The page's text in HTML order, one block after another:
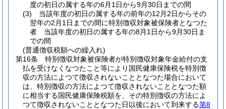
度の初日の属する年の6月1日から9月30日までの間
(3)
当該年度の初日の属する年の前年の12月2日からその
翌年の2月1日までの間に特別徴収対象被保険者となつた
者 当該年度の初日の属する年の8月1日から9月30日ま
での間
(普通徴収税額への繰入れ)
第16条
特別徴収対象被保険者が特別徴収対象年金給付の支
払を受けなくなつたこと等により国民健康保険税を特別徴
収の方法によつて徴収されないこととなつた場合において
は、特別徴収の方法によつて徴収されないこととなつた額
に相当する国民健康保険税額を、その特別徴収の方法によ
つて徴収されないこととなつた日以後において到来する第8